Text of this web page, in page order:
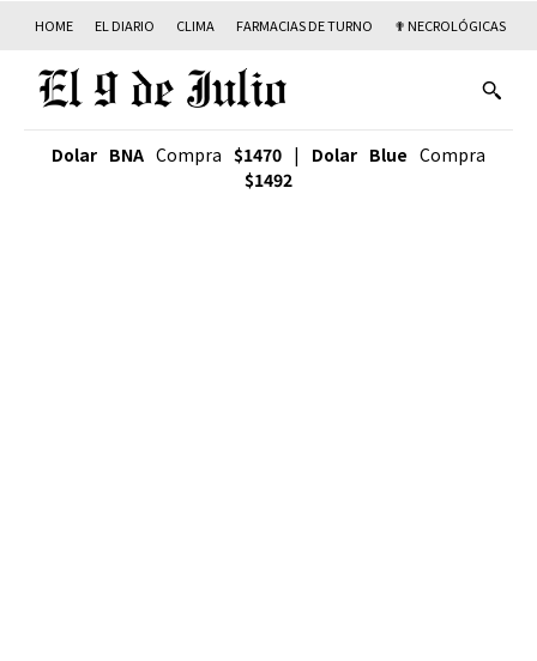
HOME EL DIARIO CLIMA FARMACIAS DE TURNO ✟ NECROLÓGICAS
Dolar BNA Compra $1470 | Dolar Blue Compra
$1492